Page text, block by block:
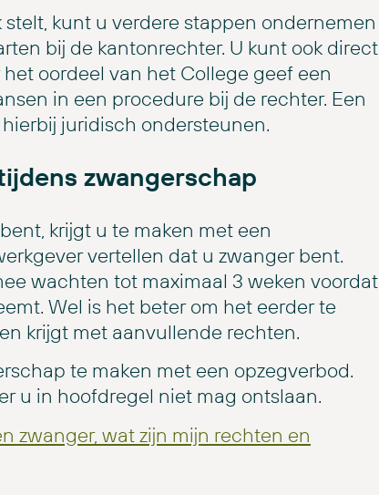
kunt u verdere stappen ondernemen
bij de kantonrechter. U kunt ook direct
oordeel van het College geef een
in een procedure bij de rechter. Een
juridisch ondersteunen.
zwangerschap
krijgt u te maken met een
vertellen dat u zwanger bent.
wachten tot maximaal 3 weken voordat
Wel is het beter om het eerder te
krijgt met aanvullende rechten.
te maken met een opzegverbod.
u in hoofdregel niet mag ontslaan.
zwanger, wat zijn mijn rechten en